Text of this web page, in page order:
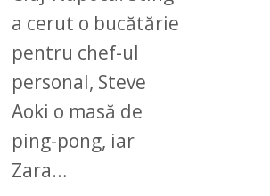
a cerut o bucătărie
pentru chef-ul
personal, Steve
Aoki o masă de
ping-pong, iar
Zara…